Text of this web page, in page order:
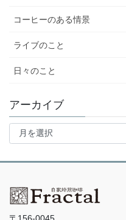
コーヒーのある情景
ライブのこと
日々のこと
アーカイブ
ア
イ